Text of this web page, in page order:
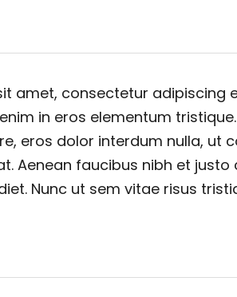
amet, consectetur adipiscing
in eros elementum
eros dolor interdum nulla, ut
Aenean faucibus nibh et justo
Nunc ut sem vitae risus